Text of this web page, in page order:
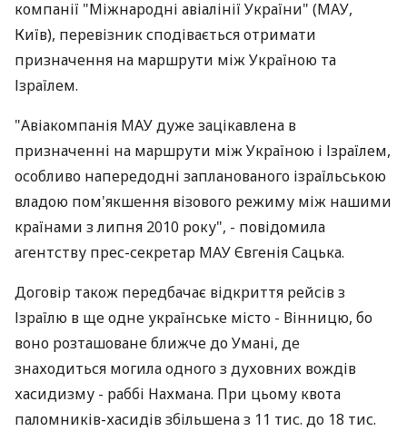
компанії "Міжнародні авіалінії України" (МАУ,
Київ), перевізник сподівається отримати
призначення на маршрути між Україною та
Ізраїлем.
"Авіакомпанія МАУ дуже зацікавлена в
призначенні на маршрути між Україною і Ізраїлем,
особливо напередодні запланованого ізраїльською
владою пом'якшення візового режиму між нашими
країнами з липня 2010 року", - повідомила
агентству прес-секретар МАУ Євгенія Сацька.
Договір також передбачає відкриття рейсів з
Ізраїлю в ще одне українське місто - Вінницю, бо
воно розташоване ближче до Умані, де
знаходиться могила одного з духовних вождів
хасидизму - раббі Нахмана. При цьому квота
паломників-хасидів збільшена з 11 тис. до 18 тис.